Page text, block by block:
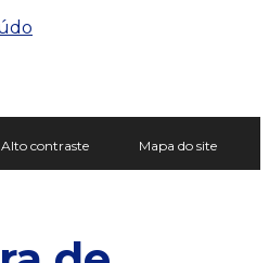
Alto contraste Mapa do site